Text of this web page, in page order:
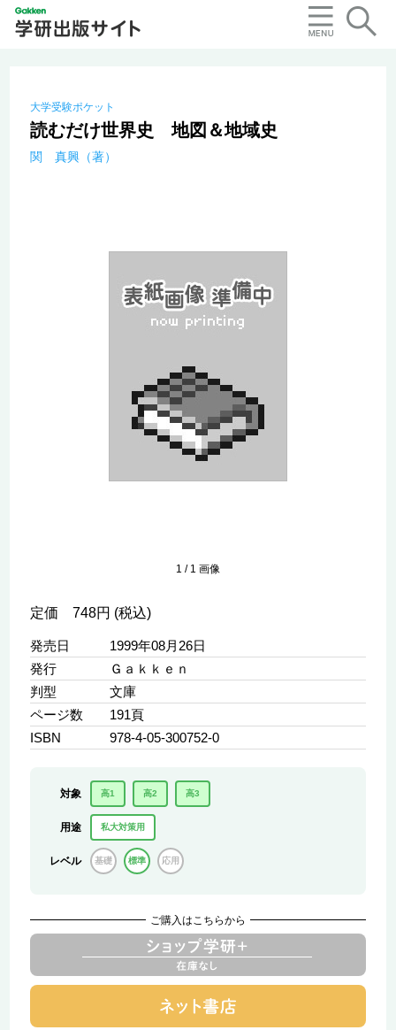
大学受験ポケット
読むだけ世界史 地図＆地域史
関 真興（著）
1 / 1 画像
定価 748円 (税込)
発売日
1999年08月26日
発行
Ｇａｋｋｅｎ
判型
文庫
ページ数
191頁
ISBN
978-4-05-300752-0
対象 高1 高2 高3
用途 私大対策用
レベル 基礎 標準 応用
ご購入はこちらから